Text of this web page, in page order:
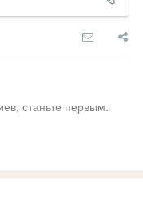
станьте первым.